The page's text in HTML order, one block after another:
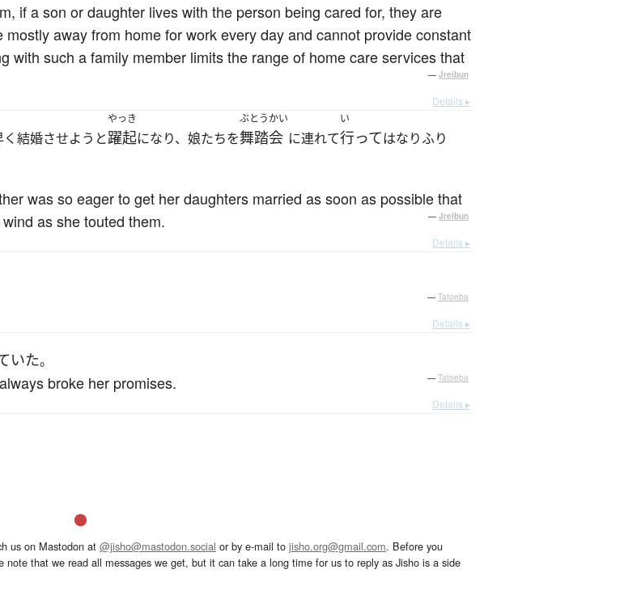
if a son or daughter lives with the person being cared for, they are
away from home for work every day and cannot provide constant
with such a family member limits the range of home care services that
— Jreibun
Details ▸
結婚させようと
やっき
躍起になり、娘たちを
ぶとうかい
舞踏会 に連れて
い
行ってはなりふり
was so eager to get her daughters married as soon as possible that
as she touted them.
— Jreibun
Details ▸
— Tatoeba
Details ▸
いた。
broke her promises. — Tatoeba
Details ▸
us on Mastodon at @jisho@mastodon.social or by e-mail to jisho.org@gmail.com. Before you
note that we read all messages we get, but it can take a long time for us to reply as Jisho is a side